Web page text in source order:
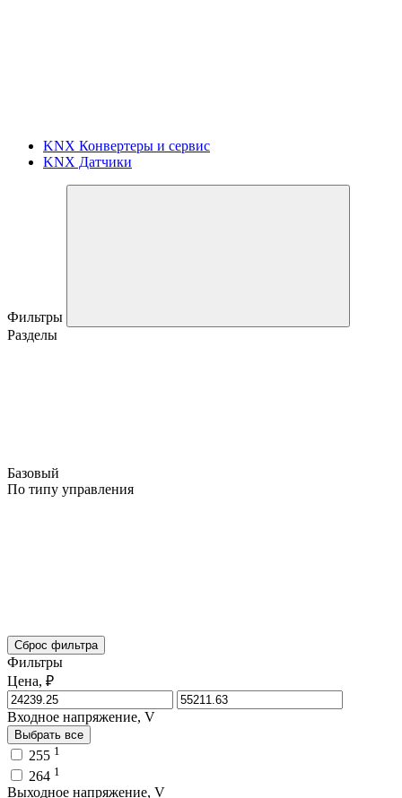
KNX Конвертеры и сервис
KNX Датчики
Фильтры
Разделы
Базовый
По типу управления
Сброс фильтра
Фильтры
Цена, ₽
Входное напряжение, V
Выбрать все
255 1
264 1
Выходное напряжение, V